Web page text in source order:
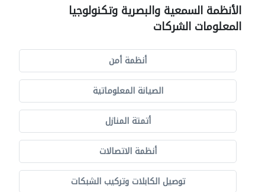
الأنظمة السمعية والبصرية وتكنولوجيا
المعلومات الشركات
أنظمة أمن
الصيانة المعلوماتية
أتمتة المنازل
أنظمة الاتصالات
توصيل الكابلات وتركيب الشبكات